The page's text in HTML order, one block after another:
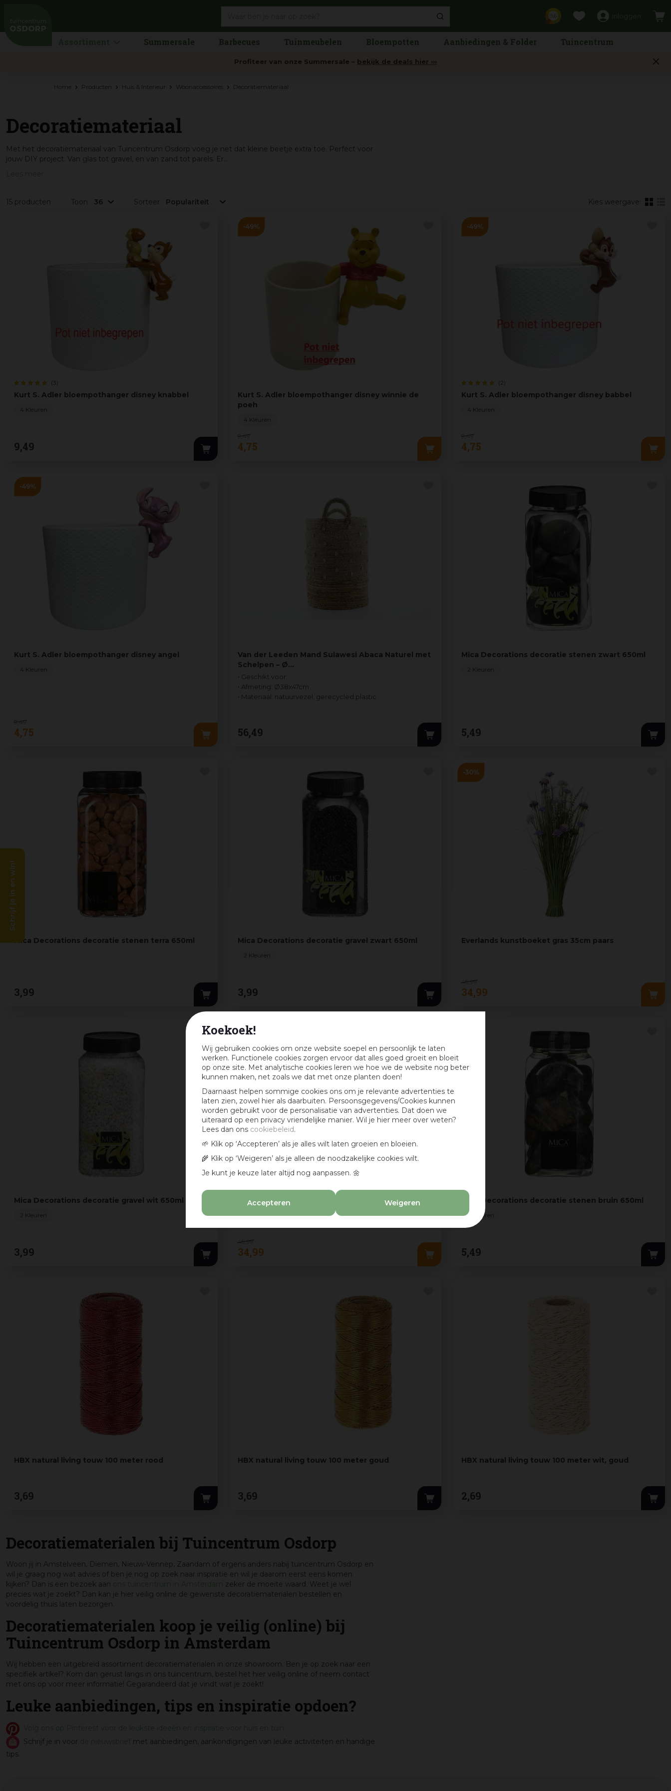
Koekoek!
Wij gebruiken cookies om onze website soepel en persoonlijk te laten
werken. Functionele cookies zorgen ervoor dat alles goed groeit en bloeit
op onze site. Met analytische cookies leren we hoe we de website nog beter
kunnen maken, net zoals we dat met onze planten doen!
Daarnaast helpen sommige cookies ons om je relevante advertenties te
laten zien, zowel hier als daarbuiten. Persoonsgegevens/Cookies kunnen
worden gebruikt voor de personalisatie van advertenties. Dat doen we
uiteraard op een privacy vriendelijke manier. Wil je hier meer over weten?
Lees dan ons cookiebeleid.
🌱 Klik op ‘Accepteren’ als je alles wilt laten groeien en bloeien.
🌾 Klik op ‘Weigeren’ als je alleen de noodzakelijke cookies wilt.
Je kunt je keuze later altijd nog aanpassen. 🌼
Accepteren Weigeren
Home Producten Huis & Interieur Woonaccessoires Decoratiemateriaal
Summersale Barbecues Tuinmeubelen Bloempotten Aanbiedingen & Folder Tuincentrum
Profiteer van onze Summersale – bekijk de deals hier ›››
Decoratiemateriaal
Met het decoratiemateriaal van Tuincentrum Osdorp voeg je net dat kleine beetje extra toe. Perfect voor
jouw DIY project. Van glas tot gravel, en van zand tot parels. Er...
15 producten Toon Sorteer Kies weergave:
Kurt S. Adler bloempothanger disney knabbel
(3)
9,49
4 Kleuren
Kurt S. Adler bloempothanger disney winnie de
poeh
9, 49
4,75
4 Kleuren
Kurt S. Adler bloempothanger disney babbel
(2)
9, 49
4,75
4 Kleuren
Kurt S. Adler bloempothanger disney angel
9, 49
4,75
4 Kleuren
Van der Leeden Mand Sulawesi Abaca Naturel met
Schelpen – Ø…
• Geschikt voor:
• Afmeting: Ø38x47cm
• Materiaal: natuurvezel, gerecycled plastic
56,49
Mica Decorations decoratie stenen zwart 650ml
5,49
2 Kleuren
Mica Decorations decoratie stenen terra 650ml
3,99
Mica Decorations decoratie gravel zwart 650ml
3,99
2 Kleuren
Everlands kunstboeket gras 35cm paars
49 99
34,99
Mica Decorations decoratie gravel wit 650ml
3,99
2 Kleuren
Everlands kunstboeket gras 40cm multi
49 99
34,99
Mica Decorations decoratie stenen bruin 650ml
5,49
2 Kleuren
HBX natural living touw 100 meter rood
3,69
HBX natural living touw 100 meter goud
3,69
HBX natural living touw 100 meter wit, goud
2,69
Decoratiematerialen bij Tuincentrum Osdorp
Woon jij in Amstelveen, Diemen, Nieuw-Vennep, Zaandam of ergens anders nabij tuincentrum Osdorp en
wil je graag nog wat advies of ben je nog op zoek naar inspiratie en wil je daarom eerst eens komen
kijken? Dan is een bezoek aan
zeker de moeite waard. Weet je wel
precies wat je zoekt? Dan kan je hier veilig online de gewenste decoratiematerialen bestellen en
voordelig thuis laten bezorgen.
Decoratiematerialen koop je veilig (online) bij
Tuincentrum Osdorp in Amsterdam
Wij hebben een uitgebreid assortiment decoratiematerialen in onze showroom. Ben je op zoek naar een
specifiek artikel? Kom dan gerust langs in ons tuincentrum, bestel het hier veilig online of neem contact
met ons op voor meer informatie! Gegarandeerd dat je vindt wat je zoekt!
Leuke aanbiedingen, tips en inspiratie opdoen?
Schrijf je in voor
met aanbiedingen, aankondigingen van leuke activiteiten en handige
tips.
Schrijf je in en win!